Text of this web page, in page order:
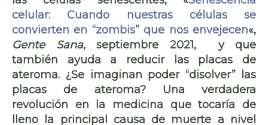
celular: Cuando nuestras células se
convierten en “zombis” que nos envejecen«,
Gente Sana, septiembre 2021, y que
también ayuda a reducir las placas de
ateroma. ¿Se imaginan poder “disolver” las
placas de ateroma? Una verdadera
revolución en la medicina que tocaría de
lleno la principal causa de muerte a nivel